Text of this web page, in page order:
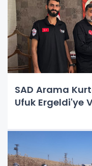
SAD Arama
Ufuk Ergeldi'ye